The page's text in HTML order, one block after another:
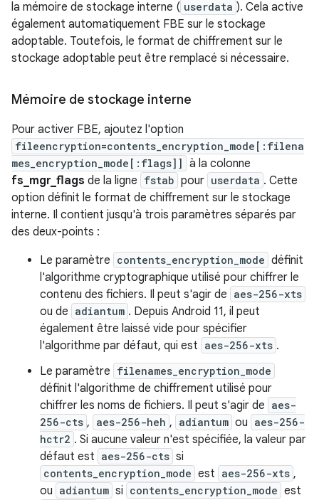
la mémoire de stockage interne ( userdata ). Cela active
également automatiquement FBE sur le stockage
adoptable. Toutefois, le format de chiffrement sur le
stockage adoptable peut être remplacé si nécessaire.
Mémoire de stockage interne
Pour activer FBE, ajoutez l'option
fileencryption=contents_encryption_mode[:filena
mes_encryption_mode[:flags]] à la colonne
fs_mgr_flags de la ligne fstab pour userdata . Cette
option définit le format de chiffrement sur le stockage
interne. Il contient jusqu'à trois paramètres séparés par
des deux-points :
Le paramètre contents_encryption_mode définit
l'algorithme cryptographique utilisé pour chiffrer le
contenu des fichiers. Il peut s'agir de aes-256-xts
ou de adiantum . Depuis Android 11, il peut
également être laissé vide pour spécifier
l'algorithme par défaut, qui est aes-256-xts .
Le paramètre filenames_encryption_mode
définit l'algorithme de chiffrement utilisé pour
chiffrer les noms de fichiers. Il peut s'agir de aes-
256-cts , aes-256-heh , adiantum ou aes-256-
hctr2 . Si aucune valeur n'est spécifiée, la valeur par
défaut est aes-256-cts si
contents_encryption_mode est aes-256-xts ,
ou adiantum si contents_encryption_mode est